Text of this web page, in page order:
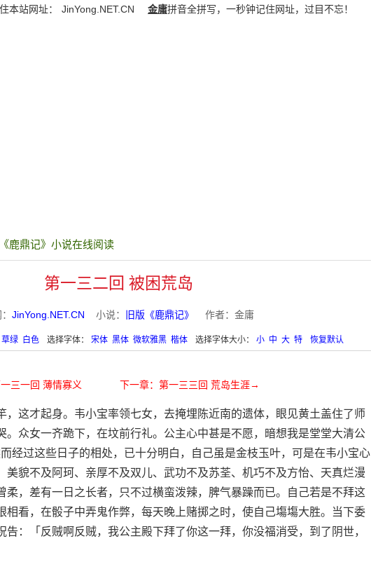
本站网址： JinYong.NET.CN 金庸拼音全拼写，一秒钟记住网址，过目不忘！
鹿鼎记》小说在线阅读
第一三二回 被困荒岛
JinYong.NET.CN 小说： 旧版《鹿鼎记》 作者：金庸
草绿 白色 选择字体： 宋体 黑体 微软雅黑 楷体 选择字体大小： 小 中 大 特 恢复默认
三一回 薄情寡义 下一章：第一三三回 荒岛生涯→
，这才起身。韦小宝率领七女，去掩埋陈近南的遗体，眼见黄土盖住了师
。众女一齐跪下，在坟前行礼。公主心中甚是不愿，暗想我是堂堂大清公
经过这些日子的相处，已十分明白，自己虽是金枝玉叶，可是在韦小宝心
美貌不及阿珂、亲厚不及双儿、武功不及苏荃、机巧不及方怡、天真烂漫
柔，差有一日之长者，只不过横蛮泼辣，脾气暴躁而已。自己若是不拜这
相看，在骰子中弄鬼作弊，每天晚上赌掷之时，使自己塲塲大胜。当下委
告：「反贼啊反贼，我公主殿下拜了你这一拜，你没福消受，到了阴世，